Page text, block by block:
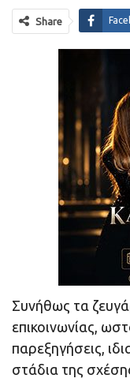
Share
Συνήθως τα
επικοινωνίας,
παρεξηγήσεις,
στάδια της